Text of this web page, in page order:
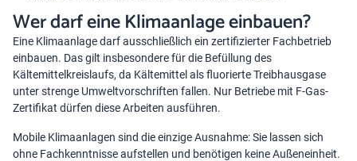
Wer darf eine Klimaanlage einbauen?
Eine Klimaanlage darf ausschließlich ein zertifizierter Fachbetrieb
einbauen. Das gilt insbesondere für die Befüllung des
Kältemittelkreislaufs, da Kältemittel als fluorierte Treibhausgase
unter strenge Umweltvorschriften fallen. Nur Betriebe mit F-Gas-
Zertifikat dürfen diese Arbeiten ausführen.
Mobile Klimaanlagen sind die einzige Ausnahme: Sie lassen sich
ohne Fachkenntnisse aufstellen und benötigen keine Außeneinheit.